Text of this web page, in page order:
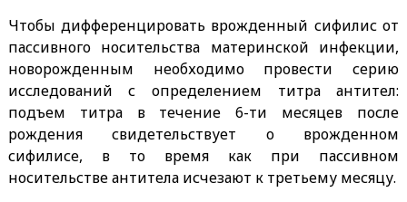
Чтобы дифференцировать врожденный сифилис от
пассивного носительства материнской инфекции,
новорожденным необходимо провести серию
исследований с определением титра антител:
подъем титра в течение 6-ти месяцев после
рождения свидетельствует о врожденном
сифилисе, в то время как при пассивном
носительстве антитела исчезают к третьему месяцу.